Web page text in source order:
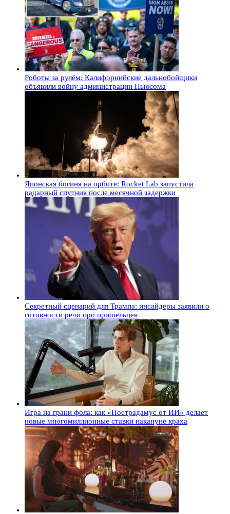
Роботы за рулём: Калифорнийские дальнобойщики
объявили войну администрации Ньюсома
Японская богиня на орбите: Rocket Lab запустила
радарный спутник после месячной задержки
Секретный сценарий для Трампа: инсайдеры заявили о
готовности речи про пришельцев
Игра на грани фола: как «Нострадамус от ИИ» делает
новые многомиллионные ставки накануне краха